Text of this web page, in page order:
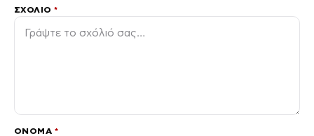
ΣΧΌΛΙΟ*
ΌΝΟΜΑ *